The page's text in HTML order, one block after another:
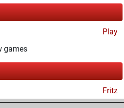
Play
games
Fritz